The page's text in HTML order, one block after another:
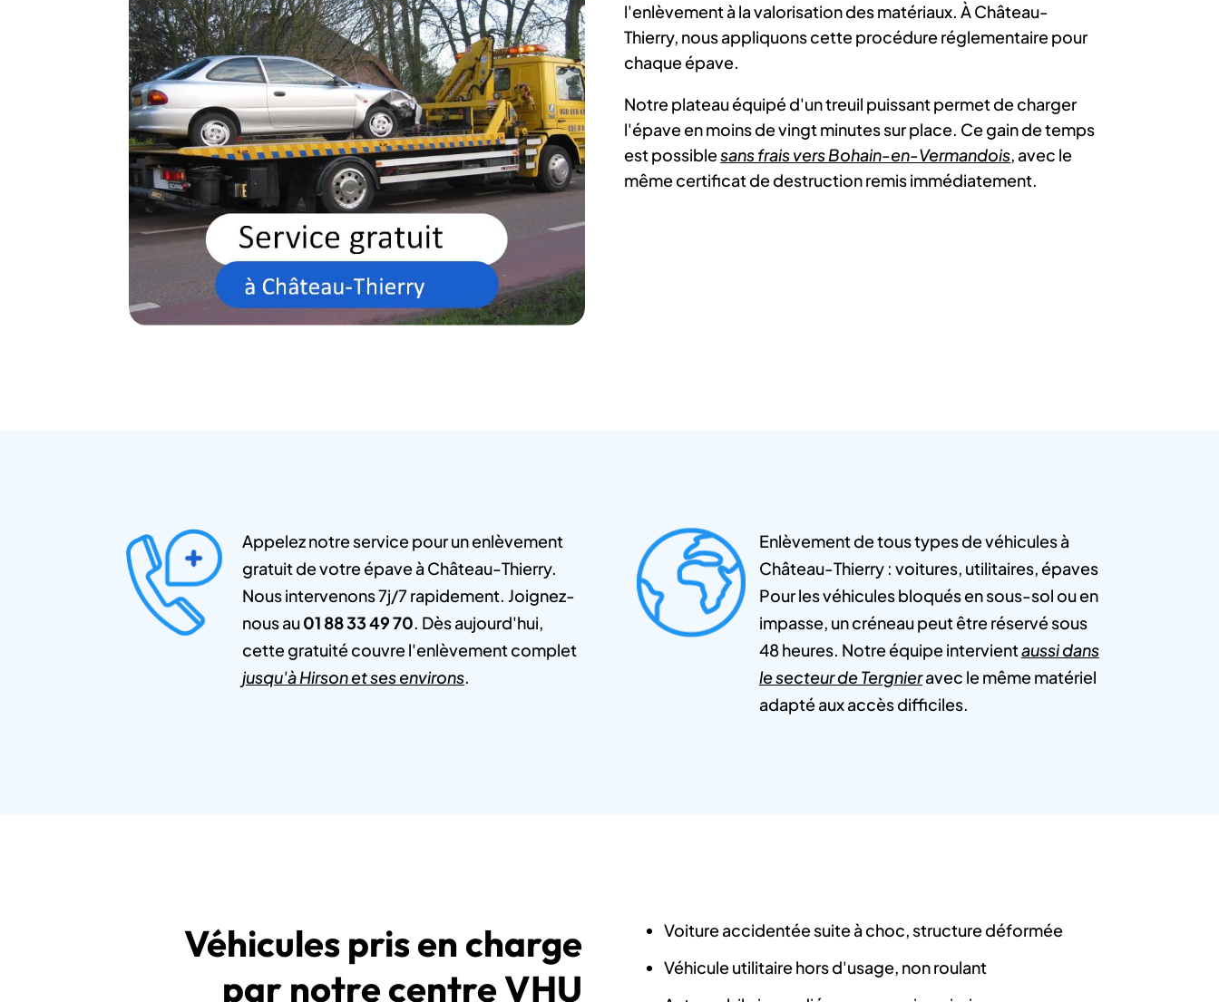
l'enlèvement à la valorisation des matériaux. À Château-
Thierry, nous appliquons cette procédure réglementaire pour
chaque épave.
Notre plateau équipé d'un treuil puissant permet de charger
l'épave en moins de vingt minutes sur place. Ce gain de temps
est possiblesans frais vers Bohain-en-Vermandois, avec le
même certificat de destruction remis immédiatement.
Appelez notre service pour un enlèvement
gratuit de votre épave à Château-Thierry.
Nous intervenons 7j/7 rapidement. Joignez-
nous au01 88 33 49 70. Dès aujourd'hui,
cette gratuité couvre l'enlèvement complet
jusqu'à Hirson et ses environs.
Enlèvement de tous types de véhicules à
Château-Thierry : voitures, utilitaires, épaves
Pour les véhicules bloqués en sous-sol ou en
impasse, un créneau peut être réservé sous
48 heures. Notre équipe intervientaussi dans
le secteur de Tergnieravec le même matériel
adapté aux accès difficiles.
Véhicules pris en charge
par notre centre VHU
Voiture accidentée suite à choc, structure déformée
Véhicule utilitaire hors d'usage, non roulant